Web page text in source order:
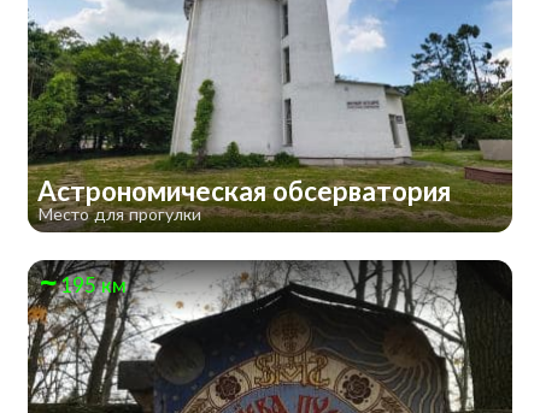
Астрономическая обсерватория
Место для прогулки
195 км